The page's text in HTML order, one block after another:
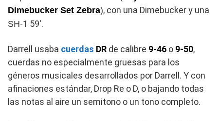
Dimebucker Set Zebra), con una Dimebucker y una
SH-1 59′.
Darrell usaba cuerdas DR de calibre 9-46 o 9-50,
cuerdas no especialmente gruesas para los
géneros musicales desarrollados por Darrell. Y con
afinaciones estándar, Drop Re o D, o bajando todas
las notas al aire un semitono o un tono completo.